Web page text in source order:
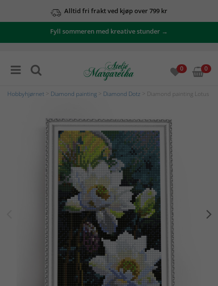
Alltid fri frakt ved kjøp over 799 kr
Fyll sommeren med kreative stunder →
0 0
Hobbyhjørnet Diamond painting Diamond Dotz > Diamond painting Lotus